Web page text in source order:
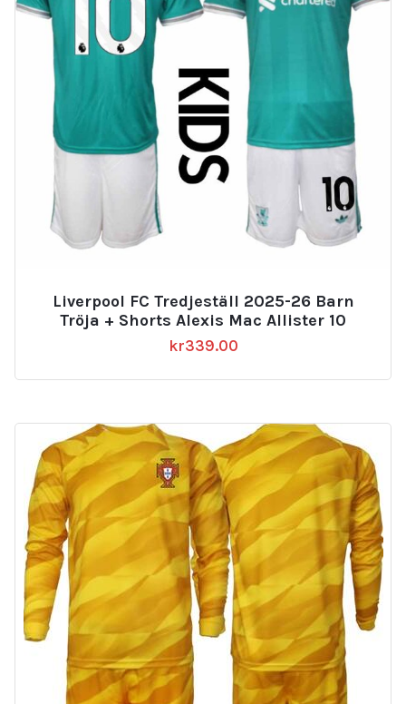
Liverpool FC Tredjeställ 2025-26 Barn
Tröja + Shorts Alexis Mac Allister 10
kr339.00